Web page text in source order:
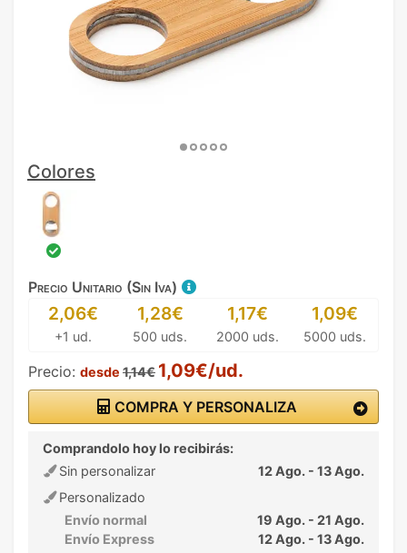
Colores
Precio Unitario (Sin Iva)
2,06€
+1 ud.
1,28€
500 uds.
1,17€
2000 uds.
1,09€
5000 uds.
Precio: desde 1,14€ 1,09€/ud.
COMPRA Y PERSONALIZA
Comprandolo hoy lo recibirás:
Sin personalizar
12 Ago. - 13 Ago.
Personalizado
Envío normal
19 Ago. - 21 Ago.
Envío Express
12 Ago. - 13 Ago.